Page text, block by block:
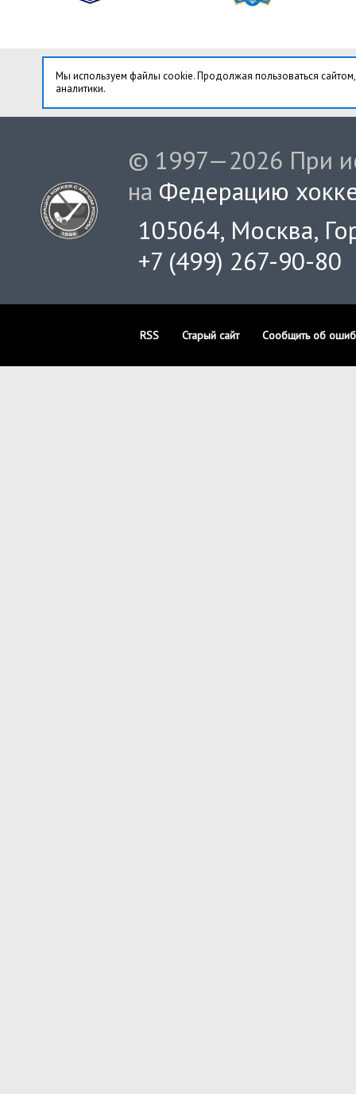
Мы используем файлы cookie. Продолжая пользоваться
аналитики.
© 1997—2026 При
на Федерацию
105064, Москва,
+7 (499) 267-90-80
RSS Старый сайт Сообщить об